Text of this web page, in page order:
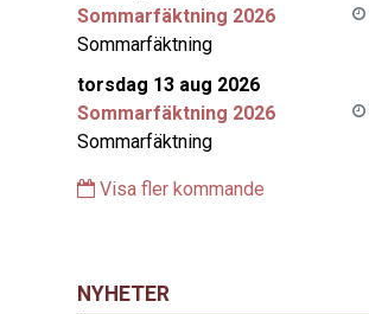
Sommarfäktning 2026
Sommarfäktning
torsdag 13 aug 2026
Sommarfäktning 2026
Sommarfäktning
Visa fler kommande
NYHETER